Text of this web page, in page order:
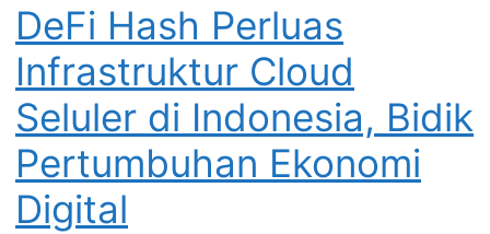
DeFi Hash Perluas
Infrastruktur Cloud
Seluler di Indonesia, Bidik
Pertumbuhan Ekonomi
Digital